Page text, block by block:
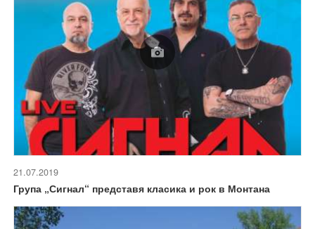
21.07.2019
Група „Сигнал“ представя класика и рок в Монтана